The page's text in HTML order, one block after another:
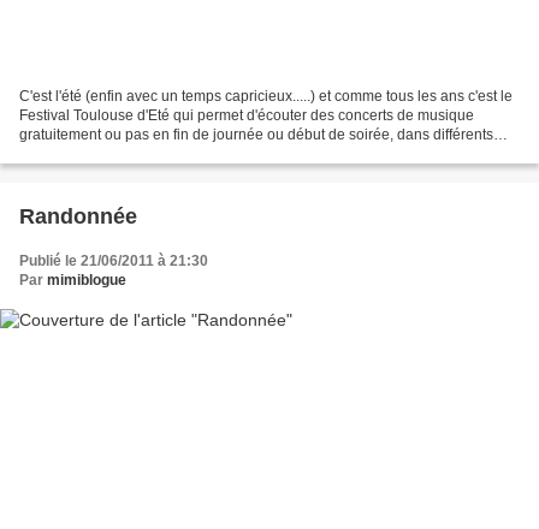
C'est l'été (enfin avec un temps capricieux.....) et comme tous les ans c'est le
Festival Toulouse d'Eté qui permet d'écouter des concerts de musique
gratuitement ou pas en fin de journée ou début de soirée, dans différents
Randonnée
Publié le 21/06/2011 à 21:30
Par mimiblogue